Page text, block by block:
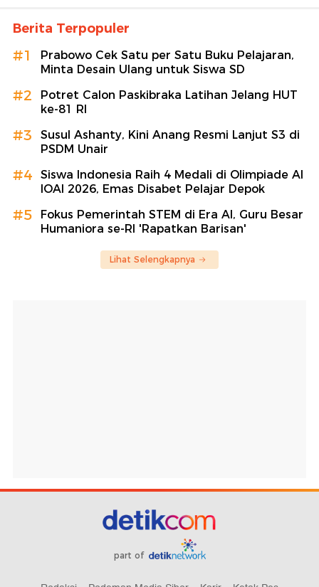
Berita Terpopuler
#1
Prabowo Cek Satu per Satu Buku Pelajaran,
Minta Desain Ulang untuk Siswa SD
#2
Potret Calon Paskibraka Latihan Jelang HUT
ke-81 RI
#3
Susul Ashanty, Kini Anang Resmi Lanjut S3 di
PSDM Unair
#4
Siswa Indonesia Raih 4 Medali di Olimpiade AI
IOAI 2026, Emas Disabet Pelajar Depok
#5
Fokus Pemerintah STEM di Era AI, Guru Besar
Humaniora se-RI 'Rapatkan Barisan'
Lihat Selengkapnya
part of